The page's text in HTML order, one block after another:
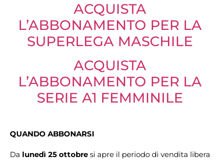
ACQUISTA
L’ABBONAMENTO PER LA
SUPERLEGA MASCHILE
ACQUISTA
L’ABBONAMENTO PER LA
SERIE A1 FEMMINILE
QUANDO ABBONARSI
Da lunedì 25 ottobre si apre il periodo di vendita libera